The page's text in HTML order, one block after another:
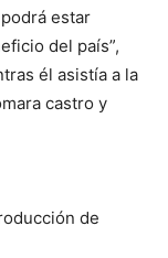
estar
del país”,
él asistía a la
castro y
de